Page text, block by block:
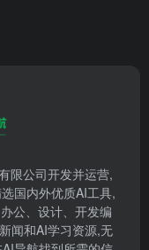
限公司开发并运营,
国内外优质AI工具,
公、设计、开发编
闻和AI学习资源,无